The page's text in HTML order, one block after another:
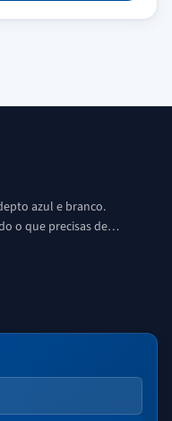
azul e branco.
o que precisas de